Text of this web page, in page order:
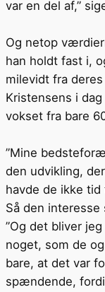
var en del af,”
Og netop
han holdt fast i,
milevidt fra
Kristensens i
vokset fra bare
”Mine
den udvikling,
havde de ikke
Så den
”Og det bliver
noget, som de
bare, at det var
spændende,